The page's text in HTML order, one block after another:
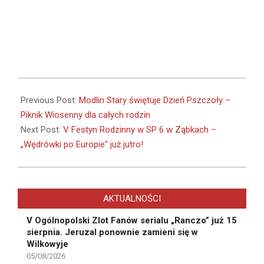
05-
21
Previous Post: Modlin Stary świętuje Dzień Pszczoły –
Piknik Wiosenny dla całych rodzin
Next Post: V Festyn Rodzinny w SP 6 w Ząbkach –
„Wędrówki po Europie” już jutro!
AKTUALNOŚCI
V Ogólnopolski Zlot Fanów serialu „Ranczo” już 15
sierpnia. Jeruzal ponownie zamieni się w
Wilkowyje
05/08/2026